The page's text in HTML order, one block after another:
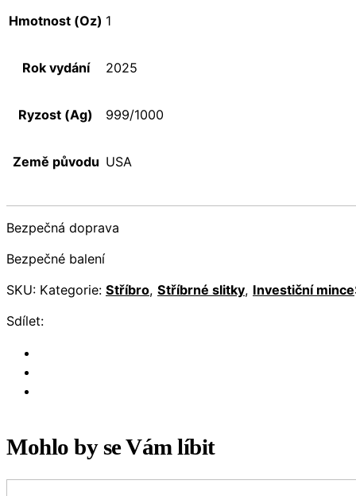
Hmotnost (Oz) 1
Rok vydání 2025
Ryzost (Ag) 999/1000
Země původu USA
Bezpečná doprava
Bezpečné balení
SKU: Kategorie: Stříbro, Stříbrné slitky, Investiční mince
Sdílet:
Mohlo by se Vám líbit